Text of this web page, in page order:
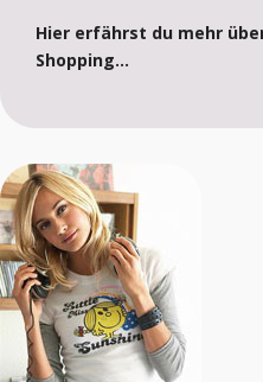
Hier erfährst du mehr
Shopping...